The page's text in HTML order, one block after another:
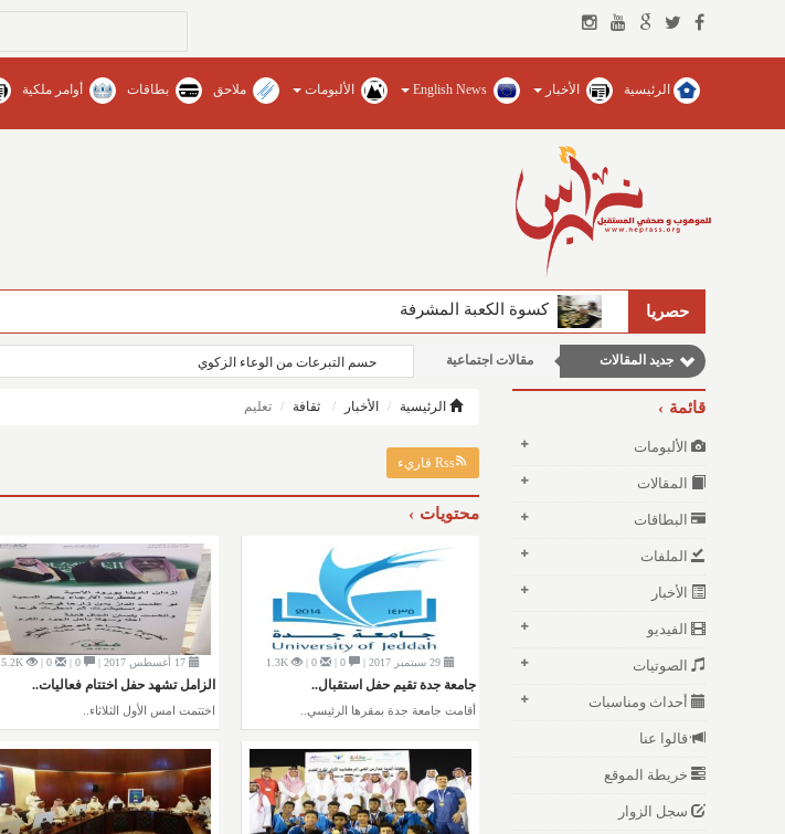
الرئيسية الأخبار English News الألبومات ملاحق بطاقات أوامر ملكية
حصريا كسوة الكعبة المشرفة
جديد المقالات
مقالات إقتصادية
مقالات اجتماعية
نوافذ الثقافة و الأدب
حسم التبرعات من الوعاء الزكوي
قائمة
الألبومات
المقالات
البطاقات
الملفات
الأخبار
الفيديو
الصوتيات
أحداث ومناسبات
قالوا عنا
خريطة الموقع
سجل الزوار
الرئيسية الأخبار ثقافة تعليم
Rss قاريء
محتويات
29 سبتمبر 2017 | 0 |
0 |
1.3K
جامعة جدة تقيم حفل استقبال..
أقامت جامعة جدة بمقرها الرئيسي..
17 أغسطس 2017 | 0 |
0 |
5.2K
الزامل تشهد حفل اختتام فعاليات..
اختتمت امس الأول الثلاثاء..